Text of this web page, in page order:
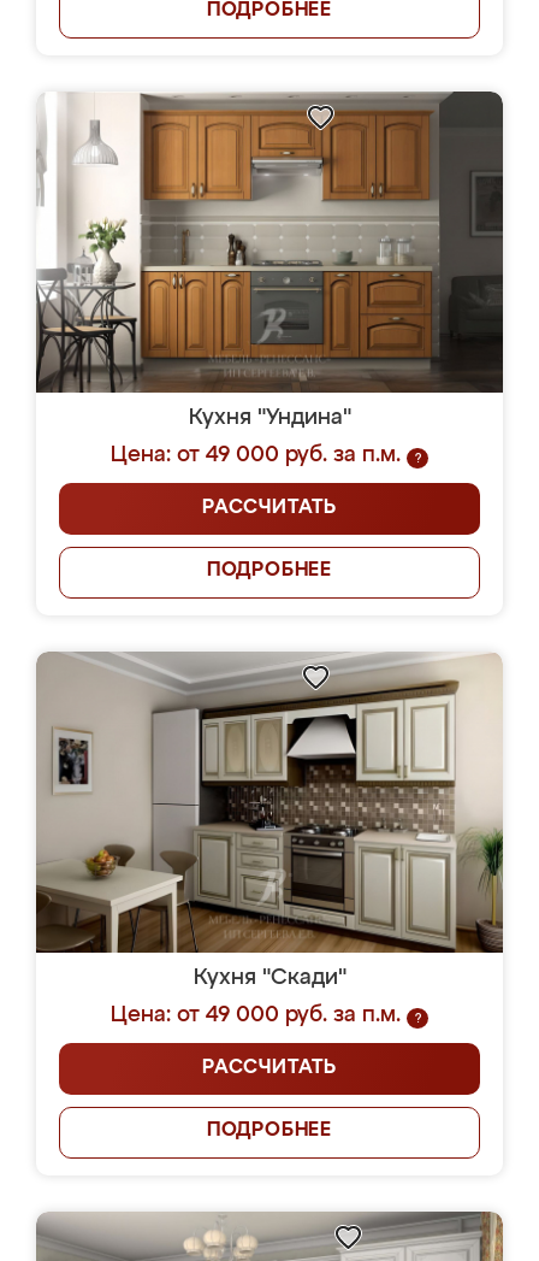
ПОДРОБНЕЕ
Кухня "Ундина"
Цена: от 49 000 руб. за п.м.
?
РАССЧИТАТЬ
ПОДРОБНЕЕ
Кухня "Скади"
Цена: от 49 000 руб. за п.м.
?
РАССЧИТАТЬ
ПОДРОБНЕЕ